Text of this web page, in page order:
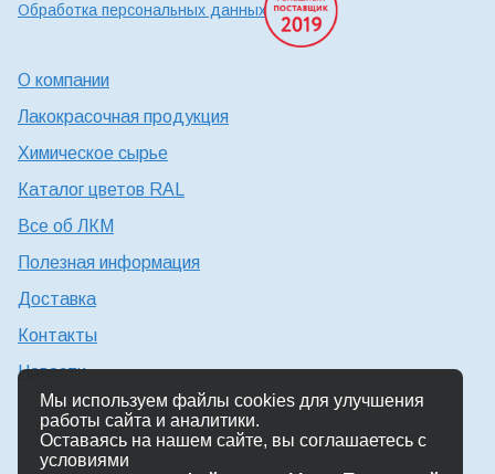
Обработка персональных данных
О компании
Лакокрасочная продукция
Химическое сырье
Каталог цветов RAL
Все об ЛКМ
Полезная информация
Доставка
Контакты
Новости
Консультация технолога
Работа в Химтэк
Мы используем файлы cookies для улучшения
работы сайта и аналитики.
Оставаясь на нашем сайте, вы соглашаетесь с
условиями